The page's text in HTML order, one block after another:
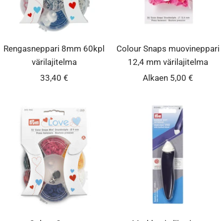
Rengasneppari 8mm 60kpl
värilajitelma
Alennushinta
33,40 €
Colour Snaps muovineppari
12,4 mm värilajitelma
Alennushinta
Alkaen 5,00 €